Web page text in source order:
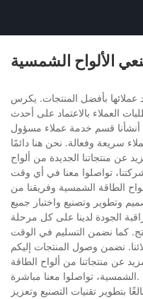
الألواح الشمسية
بأفضل المنتجات. يكرس
العملاء بالاعتماد على أحدث
أنشأنا قسم خدمة عملاء مسؤول
سريعة وفعالة. نحن هنا دائمًا
عن منتجاتنا الجديدة من ألواح
الطاقة الشمسية وفريقنا من
وتطوير وتصنيع واختبار جميع
الجودة لدينا على كل مرحلة
كما نضمن التسليم في الوقت
نضمن وصول المنتجات إليكم
عن منتجاتنا من ألواح الطاقة
الشمسية، تواصلوا معنا مباشرة.
بتطوير تقنيات التصنيع وتعزيز